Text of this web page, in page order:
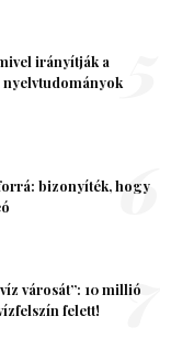
irányítják a
bizonyíték, hogy
6
városát”: 10 millió
felett!
7